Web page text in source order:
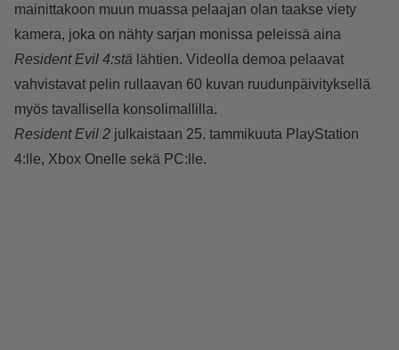
mainittakoon muun muassa pelaajan olan taakse viety
kamera, joka on nähty sarjan monissa peleissä aina
Resident Evil 4:stä lähtien. Videolla demoa pelaavat
vahvistavat pelin rullaavan 60 kuvan ruudunpäivityksellä
myös tavallisella konsolimallilla.
Resident Evil 2 julkaistaan 25. tammikuuta PlayStation
4:lle, Xbox Onelle sekä PC:lle.